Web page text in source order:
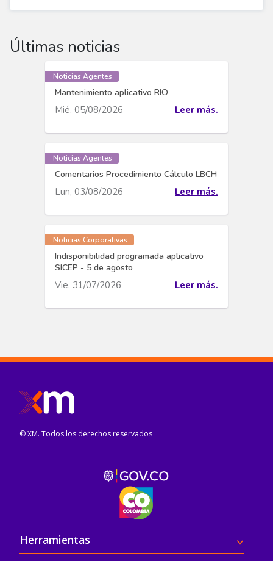
Últimas noticias
Noticias Agentes
Mantenimiento aplicativo RIO
Mié, 05/08/2026 Leer más.
Noticias Agentes
Comentarios Procedimiento Cálculo LBCH
Lun, 03/08/2026 Leer más.
Noticias Corporativas
Indisponibilidad programada aplicativo
SICEP - 5 de agosto
Vie, 31/07/2026 Leer más.
© XM. Todos los derechos reservados
Pie de página
Herramientas